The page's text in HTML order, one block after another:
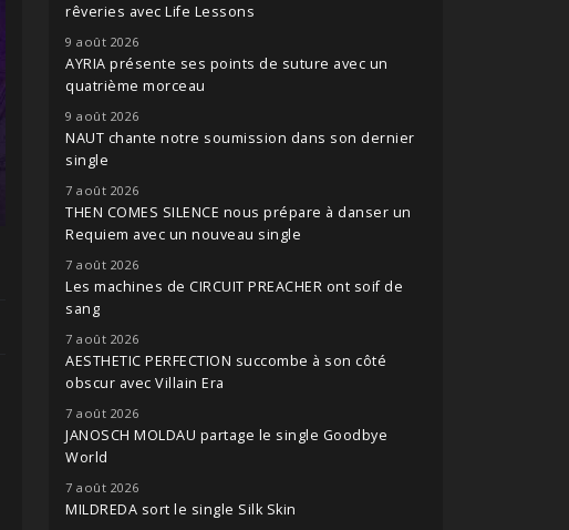
rêveries avec Life Lessons
9 août 2026
AYRIA présente ses points de suture avec un
quatrième morceau
9 août 2026
NAUT chante notre soumission dans son dernier
single
7 août 2026
THEN COMES SILENCE nous prépare à danser un
Requiem avec un nouveau single
7 août 2026
Les machines de CIRCUIT PREACHER ont soif de
sang
7 août 2026
AESTHETIC PERFECTION succombe à son côté
obscur avec Villain Era
7 août 2026
JANOSCH MOLDAU partage le single Goodbye
World
7 août 2026
MILDREDA sort le single Silk Skin